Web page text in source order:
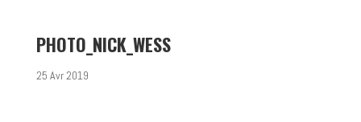
PHOTO_NICK_WESS
25 Avr 2019